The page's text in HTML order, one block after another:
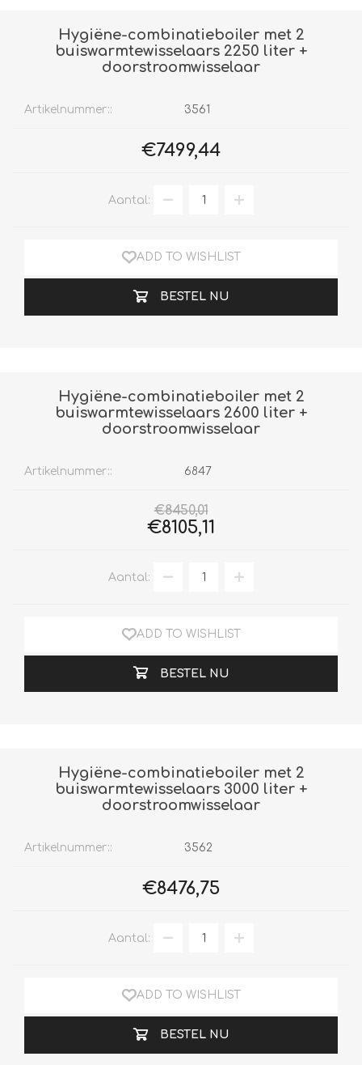
Hygiëne-combinatieboiler met 2
buiswarmtewisselaars 2250 liter +
doorstroomwisselaar
Artikelnummer:: 3561
€7499,44
Aantal:
ADD TO WISHLIST
BESTEL NU
Hygiëne-combinatieboiler met 2
buiswarmtewisselaars 2600 liter +
doorstroomwisselaar
Artikelnummer:: 6847
€8450,01
€8105,11
Aantal:
ADD TO WISHLIST
BESTEL NU
Hygiëne-combinatieboiler met 2
buiswarmtewisselaars 3000 liter +
doorstroomwisselaar
Artikelnummer:: 3562
€8476,75
Aantal:
ADD TO WISHLIST
BESTEL NU